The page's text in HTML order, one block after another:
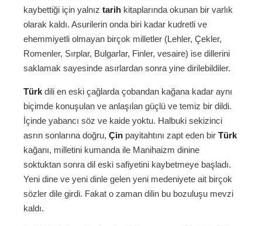
kaybettiği için yalnız tarih kitaplarında okunan bir varlık
olarak kaldı. Asurilerin onda biri kadar kudretli ve
ehemmiyetli olmayan birçok milletler (Lehler, Çekler,
Romenler, Sırplar, Bulgarlar, Finler, vesaire) ise dillerini
saklamak sayesinde asırlardan sonra yine dirilebildiler.
Türk dili en eski çağlarda çobandan kağana kadar aynı
biçimde konuşulan ve anlaşılan güçlü ve temiz bir dildi.
İçinde yabancı söz ve kaide yoktu. Halbuki sekizinci
asrın sonlarına doğru, Çin payitahtını zapt eden bir Türk
kağanı, milletini kumanda ile Manihaizm dinine
soktuktan sonra dil eski safiyetini kaybetmeye başladı.
Yeni dine ve yeni dinle gelen yeni medeniyete ait birçok
sözler dile girdi. Fakat o zaman dilin bu bozuluşu mevzi
kaldı.